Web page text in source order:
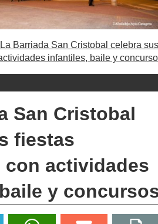
La Barriada San Cristobal celebra sus
infantiles, baile y
San Cristobal
fiestas
con actividades
y